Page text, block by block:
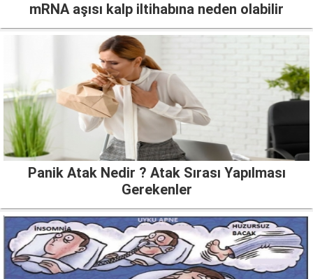
mRNA aşısı kalp iltihabına neden olabilir
Panik Atak Nedir ? Atak Sırası Yapılması
Gerekenler